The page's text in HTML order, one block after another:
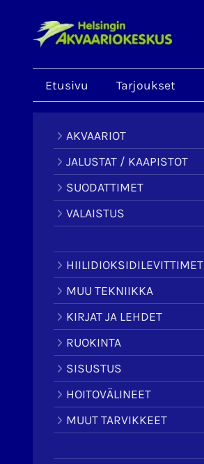
Etusivu Tarjoukset
AKVAARIOT
JALUSTAT / KAAPISTOT
SUODATTIMET
VALAISTUS
HIILIDIOKSIDILEVITTIMET
MUU TEKNIIKKA
KIRJAT JA LEHDET
RUOKINTA
SISUSTUS
HOITOVÄLINEET
MUUT TARVIKKEET